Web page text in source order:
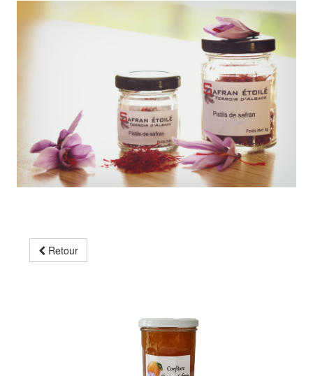
Retour